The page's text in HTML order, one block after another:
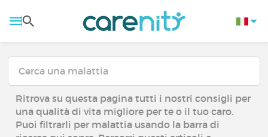
Ritrova su questa pagina tutti i nostri consigli per
una qualità di vita migliore per te o il tuo caro.
Puoi filtrarli per malattia usando la barra di